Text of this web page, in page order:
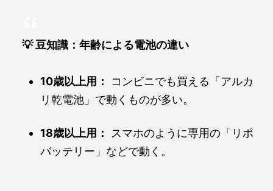
💡 豆知識：年齢による電池の違い
10歳以上用：
コンビニでも買える「アルカ
リ乾電池」で動くものが多い。
18歳以上用：
スマホのように専用の「リポ
バッテリー」などで動く。